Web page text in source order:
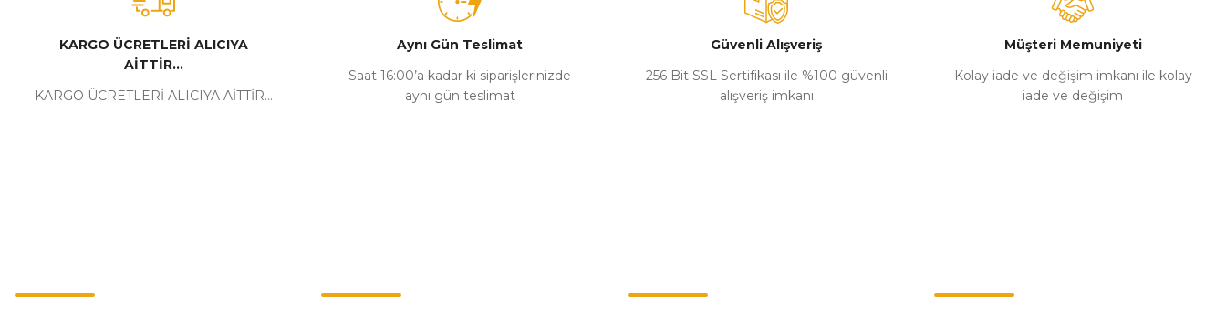
KARGO ÜCRETLERİ ALICIYA
AİTTİR...
KARGO ÜCRETLERİ ALICIYA AİTTİR...
Aynı Gün Teslimat
Saat 16:00’a kadar ki siparişlerinizde
aynı gün teslimat
Güvenli Alışveriş
256 Bit SSL Sertifikası ile %100 güvenli
alışveriş imkanı
Müşteri Memuniyeti
Kolay iade ve değişim imkanı ile kolay
iade ve değişim